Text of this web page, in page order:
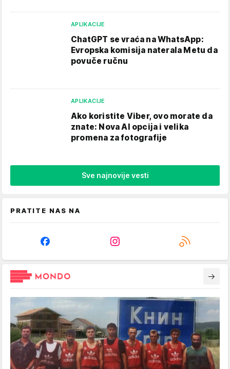
APLIKACIJE
ChatGPT se vraća na WhatsApp:
Evropska komisija naterala Metu da
povuče ručnu
APLIKACIJE
Ako koristite Viber, ovo morate da
znate: Nova AI opcija i velika
promena za fotografije
Sve najnovije vesti
PRATITE NAS NA